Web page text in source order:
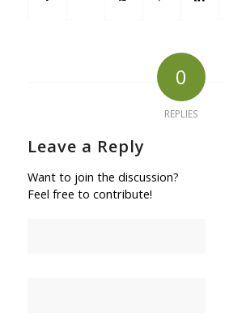
0
REPLIES
Leave a Reply
Want to join the discussion?
Feel free to contribute!